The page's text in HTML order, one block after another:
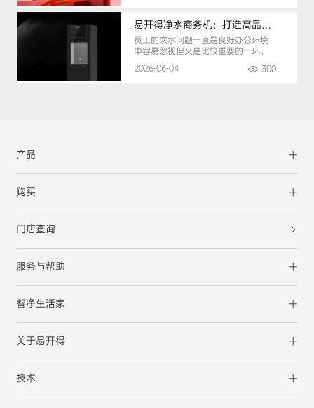
易开得净水商务机：打造高品质办公健康饮水环境
员工的饮水问题一直是良好办公环境
中容易忽视但又是比较重要的一环。
2026-06-04
300
产品
购买
门店查询
服务与帮助
智净生活家
关于易开得
技术